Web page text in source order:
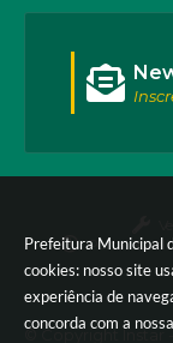
Prefeitura Municipal
cookies: nosso site
experiência de
concorda com a nossa
Portal
© Copyright Instar